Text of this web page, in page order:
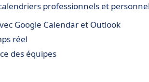
professionnels et
Google Calendar et Outlook
réel
des équipes